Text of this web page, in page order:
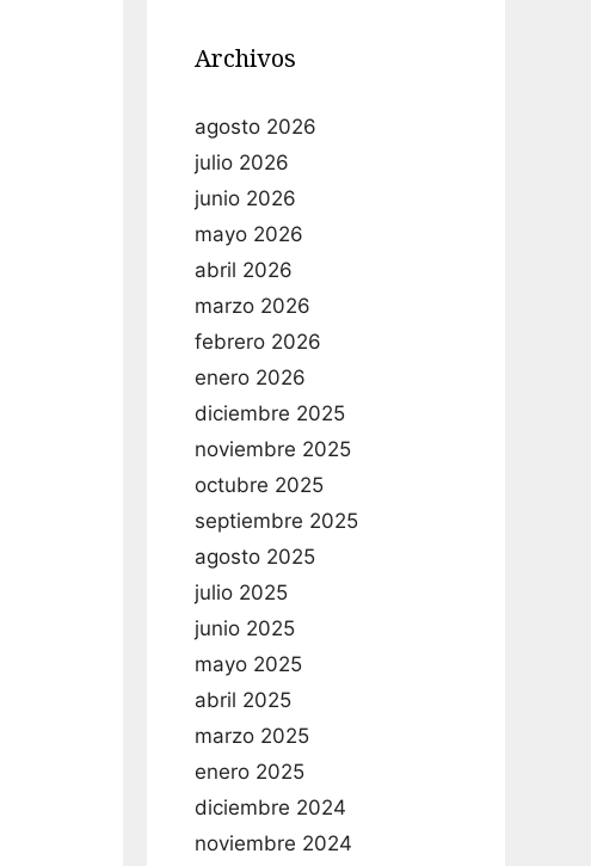
Archivos
agosto 2026
julio 2026
junio 2026
mayo 2026
abril 2026
marzo 2026
febrero 2026
enero 2026
diciembre 2025
noviembre 2025
octubre 2025
septiembre 2025
agosto 2025
julio 2025
junio 2025
mayo 2025
abril 2025
marzo 2025
enero 2025
diciembre 2024
noviembre 2024